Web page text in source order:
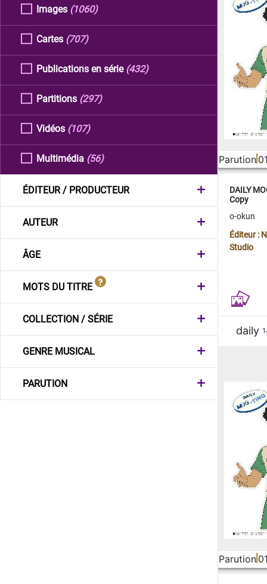
Images (1060)
Cartes (707)
Publications en série (432)
Partitions (297)
Vidéos (107)
Multimédia (56)
ÉDITEUR / PRODUCTEUR
AUTEUR
ÂGE
MOTS DU TITRE
COLLECTION / SÉRIE
GENRE MUSICAL
PARUTION
Parution
DAILY
Copy
o-okun
Éditeur :
Studio
daily
Parution